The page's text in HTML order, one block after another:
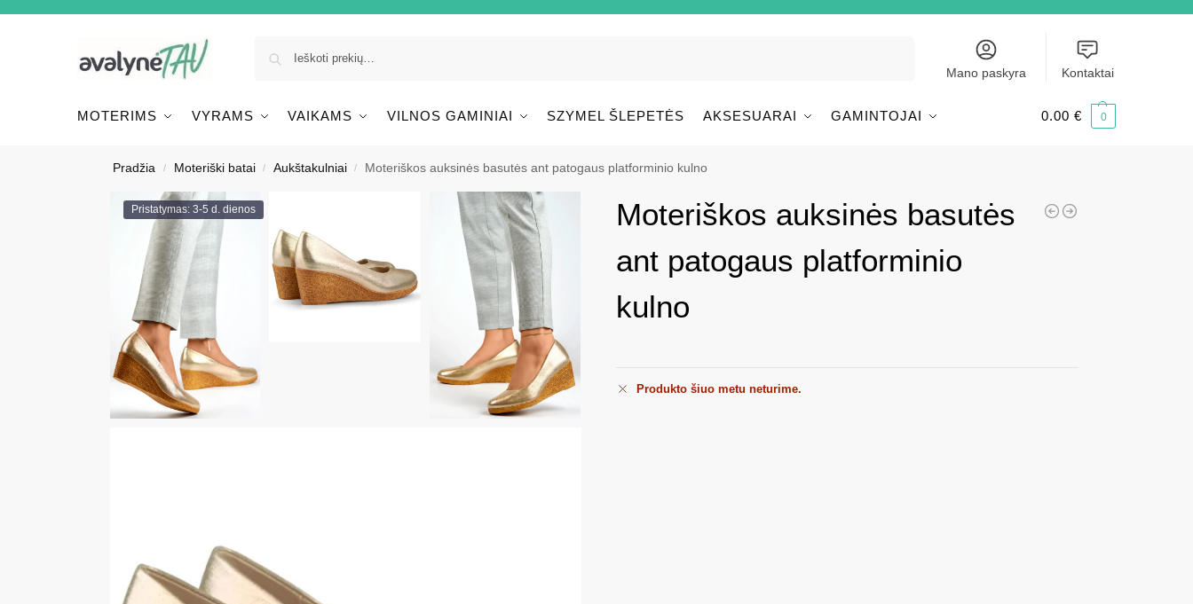
Mano paskyra Kontaktai
MOTERIMS VYRAMS VAIKAMS VILNOS GAMINIAI SZYMEL ŠLEPETĖS AKSESUARAI GAMINTOJAI 0.00 € 0
Pradžia / Moteriški batai / Aukštakulniai / Moteriškos auksinės basutės ant patogaus platforminio kulno
Pristatymas: 3-5 d. dienos
Moteriškos auksinės basutės
ant patogaus platforminio
kulno
Produkto šiuo metu neturime.